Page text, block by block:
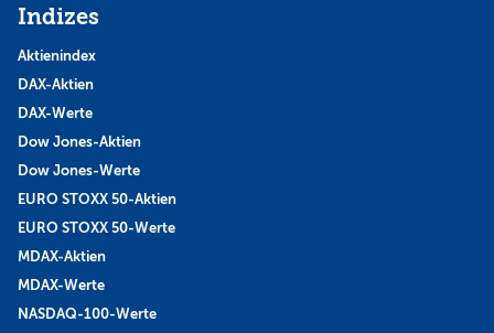
Indizes
Aktienindex
DAX-Aktien
DAX-Werte
Dow Jones-Aktien
Dow Jones-Werte
EURO STOXX 50-Aktien
EURO STOXX 50-Werte
MDAX-Aktien
MDAX-Werte
NASDAQ-100-Werte